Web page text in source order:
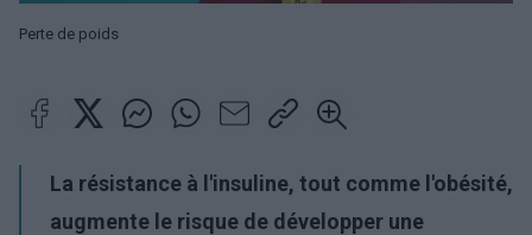
Perte de poids
La résistance à l'insuline, tout comme l'obésité,
augmente le risque de développer une